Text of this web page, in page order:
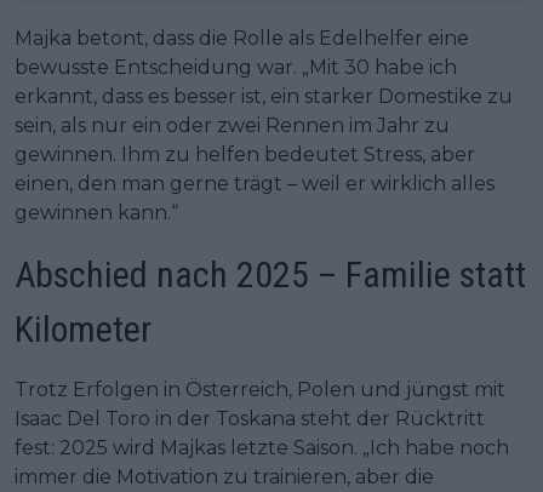
Majka betont, dass die Rolle als Edelhelfer eine
bewusste Entscheidung war. „Mit 30 habe ich
erkannt, dass es besser ist, ein starker Domestike zu
sein, als nur ein oder zwei Rennen im Jahr zu
gewinnen. Ihm zu helfen bedeutet Stress, aber
einen, den man gerne trägt – weil er wirklich alles
gewinnen kann.“
Abschied nach 2025 – Familie statt
Kilometer
Trotz Erfolgen in Österreich, Polen und jüngst mit
Isaac Del Toro in der Toskana steht der Rücktritt
fest: 2025 wird Majkas letzte Saison. „Ich habe noch
immer die Motivation zu trainieren, aber die